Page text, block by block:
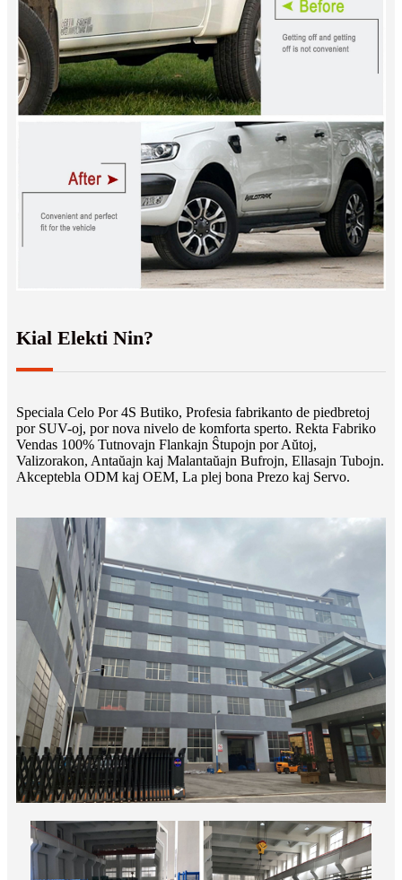
Kial Elekti Nin?
Speciala Celo Por 4S Butiko, Profesia fabrikanto de piedbretoj
por SUV-oj, por nova nivelo de komforta sperto. Rekta Fabriko
Vendas 100% Tutnovajn Flankajn Ŝtupojn por Aŭtoj,
Valizorakon, Antaŭajn kaj Malantaŭajn Bufrojn, Ellasajn Tubojn.
Akceptebla ODM kaj OEM, La plej bona Prezo kaj Servo.